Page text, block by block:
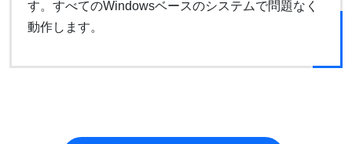
す。すべてのWindowsベースのシステムで問題なく
動作します。